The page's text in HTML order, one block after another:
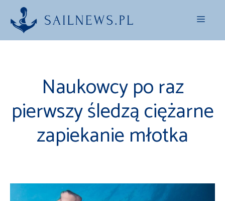
Przejdź
treści
Menu
Naukowcy po raz
pierwszy śledzą ciężarne
zapiekanie młotka